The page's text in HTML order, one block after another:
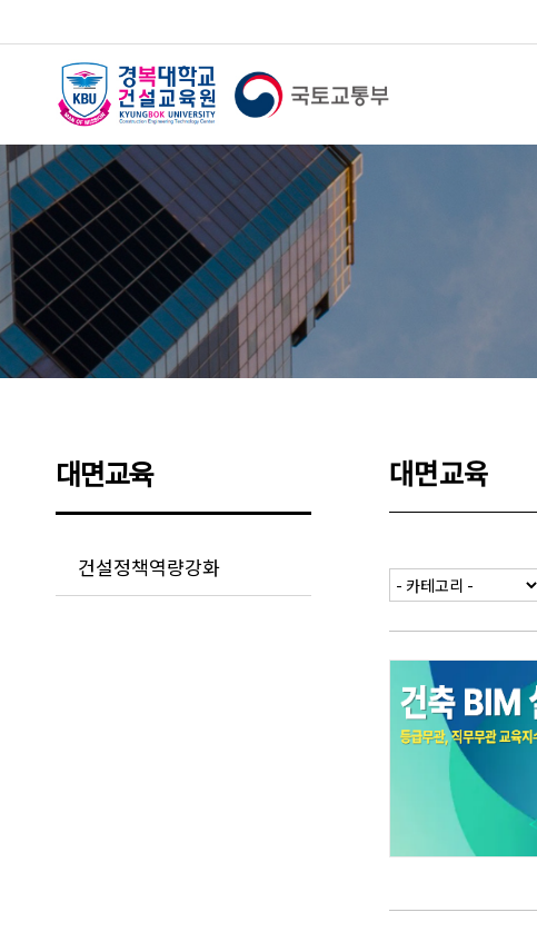
대면교육
건설정책역량강화
대면교육